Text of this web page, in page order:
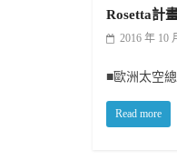
Rosetta計
2016 年 10
■歐洲太空
Read more